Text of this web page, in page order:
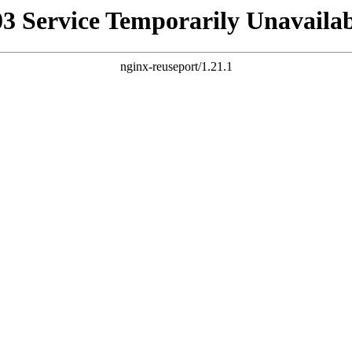
Service Temporarily
nginx-reuseport/1.21.1